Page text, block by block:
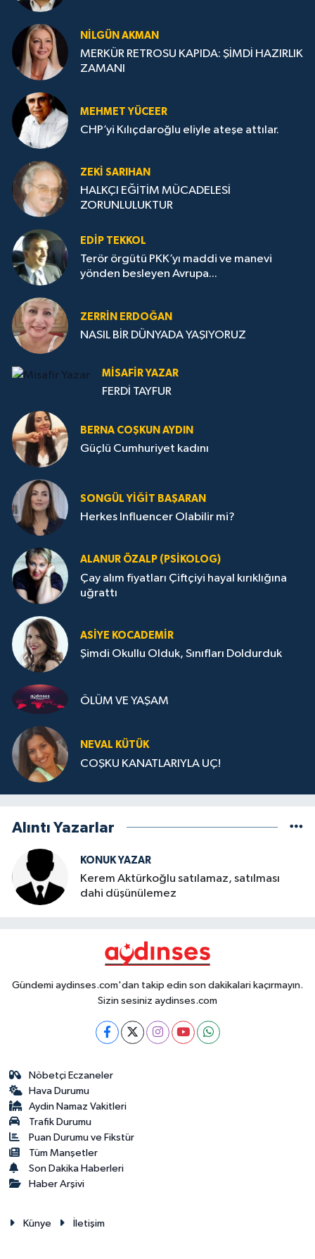
NILGÜN AKMAN
MERKÜR RETROSU KAPIDA: ŞİMDİ HAZIRLIK
ZAMANI
MEHMET YÜCEER
CHP’yi Kılıçdaroğlu eliyle ateşe attılar.
ZEKI SARIHAN
HALKÇI EĞİTİM MÜCADELESİ
ZORUNLULUKTUR
EDIP TEKKOL
Terör örgütü PKK’yı maddi ve manevi
yönden besleyen Avrupa...
ZERRIN ERDOĞAN
NASIL BİR DÜNYADA YAŞIYORUZ
MISAFIR YAZAR
FERDİ TAYFUR
BERNA COŞKUN AYDIN
Güçlü Cumhuriyet kadını
SONGÜL YIĞIT BAŞARAN
Herkes Influencer Olabilir mi?
ALANUR ÖZALP (PSIKOLOG)
Çay alım fiyatları Çiftçiyi hayal kırıklığına
uğrattı
ASIYE KOCADEMİR
Şimdi Okullu Olduk, Sınıfları Doldurduk
ÖLÜM VE YAŞAM
NEVAL KÜTÜK
COŞKU KANATLARIYLA UÇ!
Alıntı Yazarlar
KONUK YAZAR
Kerem Aktürkoğlu satılamaz, satılması
dahi düşünülemez
Gündemi aydinses.com'dan takip edin son dakikalari kaçırmayın.
Sizin sesiniz aydinses.com
Nöbetçi Eczaneler
Hava Durumu
Aydin Namaz Vakitleri
Trafik Durumu
Puan Durumu ve Fikstür
Tüm Manşetler
Son Dakika Haberleri
Haber Arşivi
Künye İletişim